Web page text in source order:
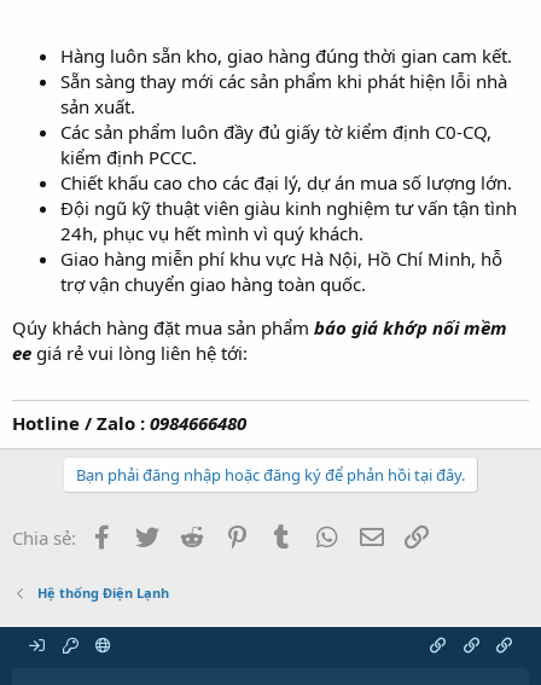
Hàng luôn sẵn kho, giao hàng đúng thời gian cam kết.
Sẵn sàng thay mới các sản phẩm khi phát hiện lỗi nhà
sản xuất.
Các sản phẩm luôn đầy đủ giấy tờ kiểm định C0-CQ,
kiểm định PCCC.
Chiết khấu cao cho các đại lý, dự án mua số lượng lớn.
Đội ngũ kỹ thuật viên giàu kinh nghiệm tư vấn tận tình
24h, phục vụ hết mình vì quý khách.
Giao hàng miễn phí khu vực Hà Nội, Hồ Chí Minh, hỗ
trợ vận chuyển giao hàng toàn quốc.
Qúy khách hàng đặt mua sản phẩm báo giá khớp nối mềm
ee giá rẻ vui lòng liên hệ tới:
Hotline / Zalo : 0984666480
Bạn phải đăng nhập hoặc đăng ký để phản hồi tại đây.
Chia sẻ: Facebook
Twitter Reddit PinterestTumblr WhatsApp
Email
Hệ thống Điện Lạnh